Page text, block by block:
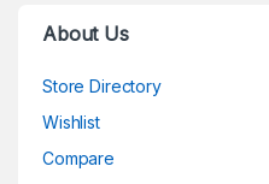
About Us
Store Directory
Wishlist
Compare